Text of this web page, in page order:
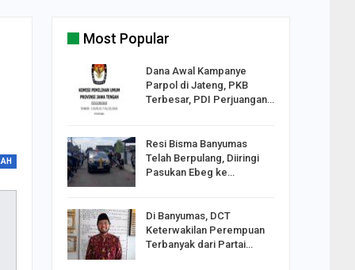
Most Popular
PDIP
Dana Awal Kampanye
Parpol di Jateng, PKB
Terbesar, PDI Perjuangan…
Resi Bisma Banyumas
Telah Berpulang, Diiringi
Pasukan Ebeg ke…
Di Banyumas, DCT
Keterwakilan Perempuan
Terbanyak dari Partai…